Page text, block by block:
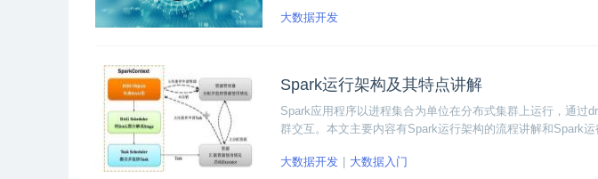
大数据开发
Spark运行架构及其特点讲解
Spark应用程序以进程集合为单位在分布式集群上运行，通过
群交互。本文主要内容有Spark运行架构的流程讲解和Spark
大数据开发 大数据入门